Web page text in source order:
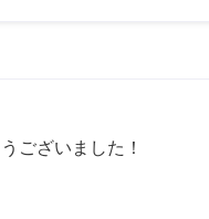
ございました！